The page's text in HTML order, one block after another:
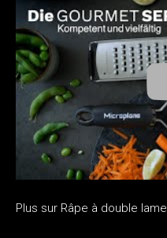
Plus sur Râpe à double lame